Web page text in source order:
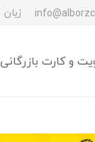
زبان
و کارت بازرگانی